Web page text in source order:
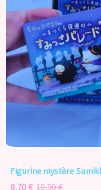
Figurine mystère
8,70 € 10,90 €